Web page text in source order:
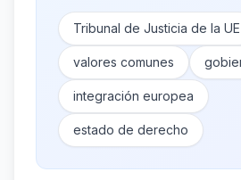
Tribunal de Justicia de la UE
valores comunes
integración europea
estado de derecho